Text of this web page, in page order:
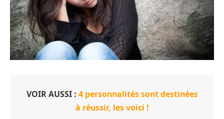
VOIR AUSSI : 4 personnalités sont destinées
à réussir, les voici !